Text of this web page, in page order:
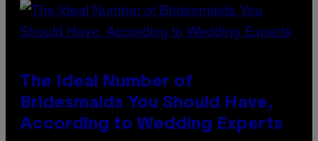
The Ideal Number of
Bridesmaids You Should Have,
According to Wedding Experts